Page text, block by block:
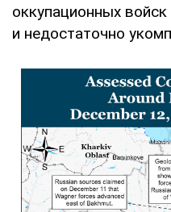
оккупационных
и недостаточно